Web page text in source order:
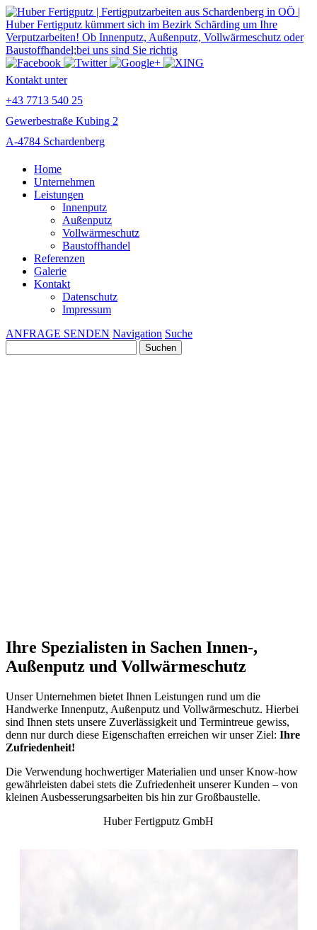
Kontakt unter
+43 7713 540 25
Gewerbestraße Kubing 2
A-4784 Schardenberg
Home
Unternehmen
Leistungen
Innenputz
Außenputz
Vollwärmeschutz
Baustoffhandel
Referenzen
Galerie
Kontakt
Datenschutz
Impressum
ANFRAGE SENDEN Navigation Suche
nach:
Ihre Spezialisten in Sachen Innen-,
Außenputz und Vollwärmeschutz
Unser Unternehmen bietet Ihnen Leistungen rund um die
Handwerke Innenputz, Außenputz und Vollwärmeschutz. Hierbei
sind Ihnen stets unsere Zuverlässigkeit und Termintreue gewiss,
denn nur durch diese Eigenschaften erreichen wir unser Ziel: Ihre
Zufriedenheit!
Die Verwendung hochwertiger Materialien und unser Know-how
gewährleisten dabei stets die Zufriedenheit unserer Kunden – von
kleinen Ausbesserungsarbeiten bis hin zur Großbaustelle.
Huber Fertigputz GmbH